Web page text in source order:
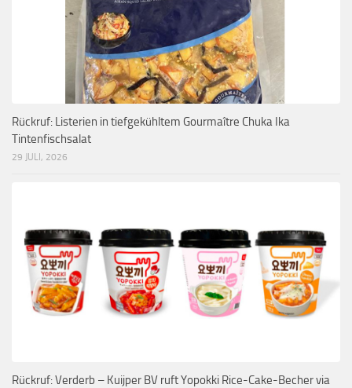
Rückruf: Listerien in tiefgekühltem Gourmaître Chuka Ika
Tintenfischsalat
29 JULI, 2026
Rückruf: Verderb – Kuijper BV ruft Yopokki Rice-Cake-Becher via